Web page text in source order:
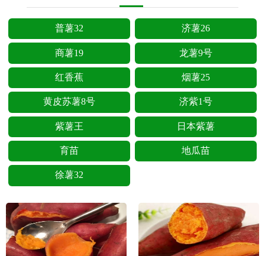
普薯32 济薯26
商薯19 龙薯9号
红香蕉 烟薯25
黄皮苏薯8号 济紫1号
紫薯王 日本紫薯
育苗 地瓜苗
徐薯32